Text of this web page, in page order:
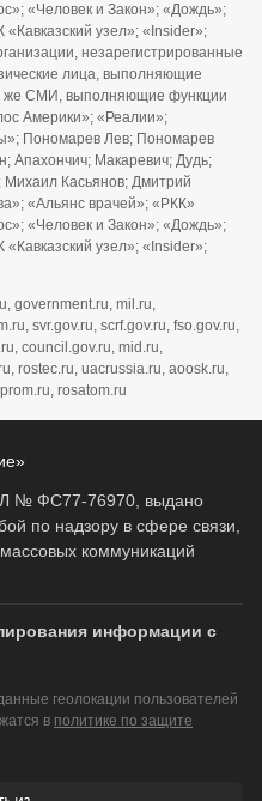
«Человек и Закон»; «Дождь»;
узел»; «Insider»;
незарегистрированные
лица, выполняющие
же СМИ, выполняющие функции
Америки»; «Реалии»;
Пономарев Лев; Пономарев
Апахончич; Макаревич; Дудь;
Касьянов; Дмитрий
«Альянс врачей»; «РКК»
«Человек и Закон»; «Дождь»;
узел»; «Insider»;
government.ru, mil.ru,
svr.gov.ru, scrf.gov.ru, fso.gov.ru,
council.gov.ru, mid.ru,
rostec.ru, uacrussia.ru, aoosk.ru,
rosatom.ru
№ ФС77-76970, выдано
по надзору в сфере связи,
коммуникаций
информации с
геолокации пользователей
в политике по защите